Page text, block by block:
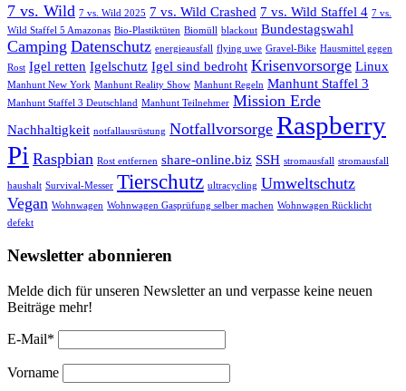
7 vs. Wild 7 vs. Wild 2025 7 vs. Wild Crashed 7 vs. Wild Staffel 4 7 vs.
Wild Staffel 5 Amazonas Bio-Plastiktüten Biomüll blackout Bundestagswahl
Camping Datenschutz energieausfall flying uwe Gravel-Bike Hausmittel gegen
Rost Igel retten Igelschutz Igel sind bedroht Krisenvorsorge Linux
Manhunt New York Manhunt Reality Show Manhunt Regeln Manhunt Staffel 3
Manhunt Staffel 3 Deutschland Manhunt Teilnehmer Mission Erde
Nachhaltigkeit notfallausrüstung Notfallvorsorge Raspberry
Pi Raspbian Rost entfernen share-online.biz SSH stromausfall stromausfall
haushalt Survival-Messer Tierschutz ultracycling Umweltschutz
Vegan Wohnwagen Wohnwagen Gasprüfung selber machen Wohnwagen Rücklicht
defekt
Newsletter abonnieren
Melde dich für unseren Newsletter an und verpasse keine neuen
Beiträge mehr!
E-Mail*
Vorname